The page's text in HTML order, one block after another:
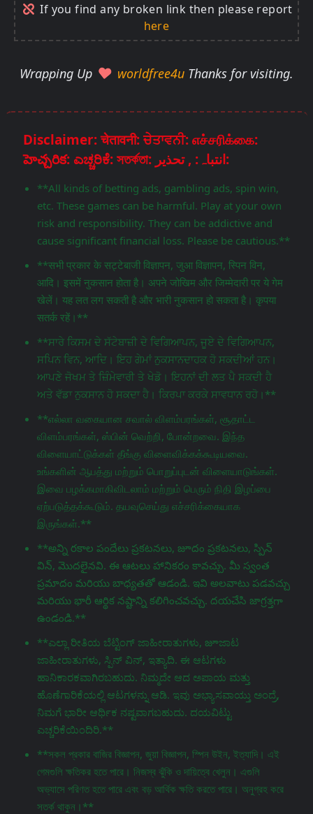
If you find any broken link then please report
here
Wrapping Up worldfree4u Thanks for visiting.
Disclaimer: चेतावनी: ਚੇਤਾਵਨੀ: எச்சரிக்கை:
హెచ్చరిక: ಎಚ್ಚರಿಕೆ: সতর্কতা: انتباہ: , تحذير:
**All kinds of betting ads, gambling ads, spin win,
etc. These games can be harmful. Play at your own
risk and responsibility. They can be addictive and
cause significant financial loss. Please be cautious.**
**सभी प्रकार के सट्टेबाजी विज्ञापन, जुआ विज्ञापन, स्पिन विन,
आदि। इसमें नुकसान होता है। अपने जोखिम और जिम्मेदारी पर ये गेम
खेलें। यह लत लग सकती है और भारी नुकसान हो सकता है। कृपया
सतर्क रहें।**
**ਸਾਰੇ ਕਿਸਮ ਦੇ ਸੱਟੇਬਾਜ਼ੀ ਦੇ ਵਿਗਿਆਪਨ, ਜੂਏ ਦੇ ਵਿਗਿਆਪਨ,
ਸਪਿਨ ਵਿਨ, ਆਦਿ। ਇਹ ਗੇਮਾਂ ਨੁਕਸਾਨਦਾਹਕ ਹੋ ਸਕਦੀਆਂ ਹਨ।
ਆਪਣੇ ਜੋਖਮ ਤੇ ਜ਼ਿੰਮੇਵਾਰੀ ਤੇ ਖੇਡੋ। ਇਹਨਾਂ ਦੀ ਲਤ ਪੈ ਸਕਦੀ ਹੈ
ਅਤੇ ਵੱਡਾ ਨੁਕਸਾਨ ਹੋ ਸਕਦਾ ਹੈ। ਕਿਰਪਾ ਕਰਕੇ ਸਾਵਧਾਨ ਰਹੋ।**
**எல்லா வகையான சவால் விளம்பரங்கள், சூதாட்ட
விளம்பரங்கள், ஸ்பின் வெற்றி, போன்றவை. இந்த
விளையாட்டுக்கள் தீங்கு விளைவிக்கக்கூடியவை.
உங்களின் ஆபத்து மற்றும் பொறுப்புடன் விளையாடுங்கள்.
இவை பழக்கமாகிவிடலாம் மற்றும் பெரும் நிதி இழப்பை
ஏற்படுத்தக்கூடும். தயவுசெய்து எச்சரிக்கையாக
இருங்கள்.**
**అన్ని రకాల పందేలు ప్రకటనలు, జూదం ప్రకటనలు, స్పిన్
విన్, మొదలైనవి. ఈ ఆటలు హానికరం కావచ్చు. మీ స్వంత
ప్రమాదం మరియు బాధ్యతతో ఆడండి. ఇవి అలవాటు పడవచ్చు
మరియు భారీ ఆర్థిక నష్టాన్ని కలిగించవచ్చు. దయచేసి జాగ్రತ್ತగా
ఉండండి.**
**ಎಲ್ಲಾ ರೀತಿಯ ಬೆಟ್ಟಿಂಗ್ ಜಾಹೀರಾತುಗಳು, జూಜಾಟ
ಜಾಹೀರಾತುಗಳು, ಸ್ಪಿನ್ ವಿನ್, ಇತ್ಯಾದಿ. ಈ ಆಟಗಳು
ಹಾನಿಕಾರಕವಾಗಿರಬಹುದು. ನಿಮ್ಮದೇ ಆದ ಅಪಾಯ ಮತ್ತು
ಹೊಣೆಗಾರಿಕೆಯಲ್ಲಿ ಆಟಗಳನ್ನು ಆಡಿ. ಇವು ಅಭ್ಯಾಸವಾಯ್ತು ಅಂದ್ರೆ,
ನಿಮಗೆ ಭಾರೀ ಆರ್ಥಿಕ ನಷ್ಟವಾಗಬಹುದು. ದಯವಿಟ್ಟು
ಎಚ್ಚರಿಕೆಯಿಂದಿರಿ.**
**সকল প্রকার বাজির বিজ্ঞাপন, জুয়া বিজ্ঞাপন, স্পিন উইন, ইত্যাদি। এই
গেমগুলি ক্ষতিকর হতে পারে। নিজস্ব ঝুঁকি ও দায়িত্বে খেলুন। এগুলি
অভ্যাসে পরিণত হতে পারে এবং বড় আর্থিক ক্ষতি করতে পারে। অনুগ্রহ করে
সতর্ক থাকুন।**